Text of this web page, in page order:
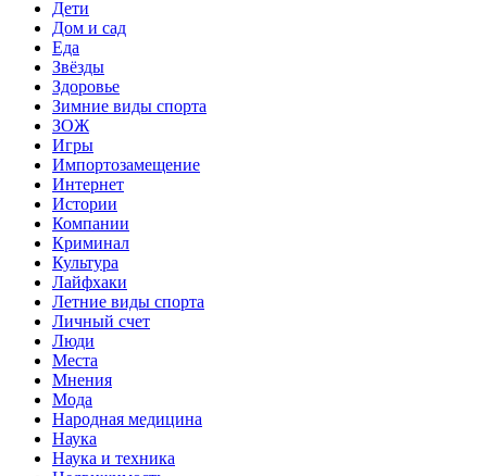
Дети
Дом и сад
Еда
Звёзды
Здоровье
Зимние виды спорта
ЗОЖ
Игры
Импортозамещение
Интернет
Истории
Компании
Криминал
Культура
Лайфхаки
Летние виды спорта
Личный счет
Люди
Места
Мнения
Мода
Народная медицина
Наука
Наука и техника